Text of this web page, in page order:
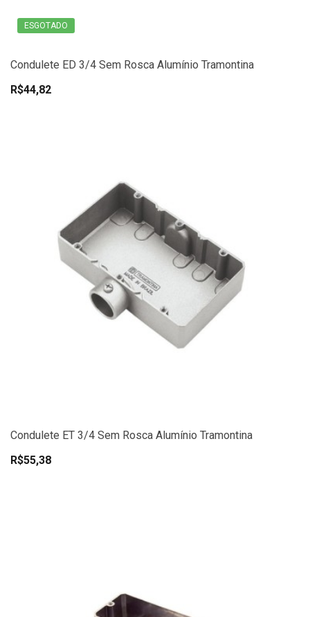
ESGOTADO
Condulete ED 3/4 Sem Rosca Alumínio Tramontina
R$44,82
Condulete ET 3/4 Sem Rosca Alumínio Tramontina
R$55,38